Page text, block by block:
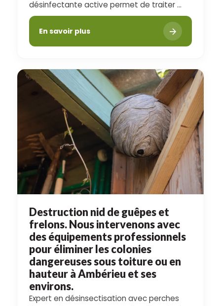
désinfectante active permet de traiter ...
En savoir plus
Destruction nid de guêpes et
frelons. Nous intervenons avec
des équipements professionnels
pour éliminer les colonies
dangereuses sous toiture ou en
hauteur à Ambérieu et ses
environs.
Expert en désinsectisation avec perches